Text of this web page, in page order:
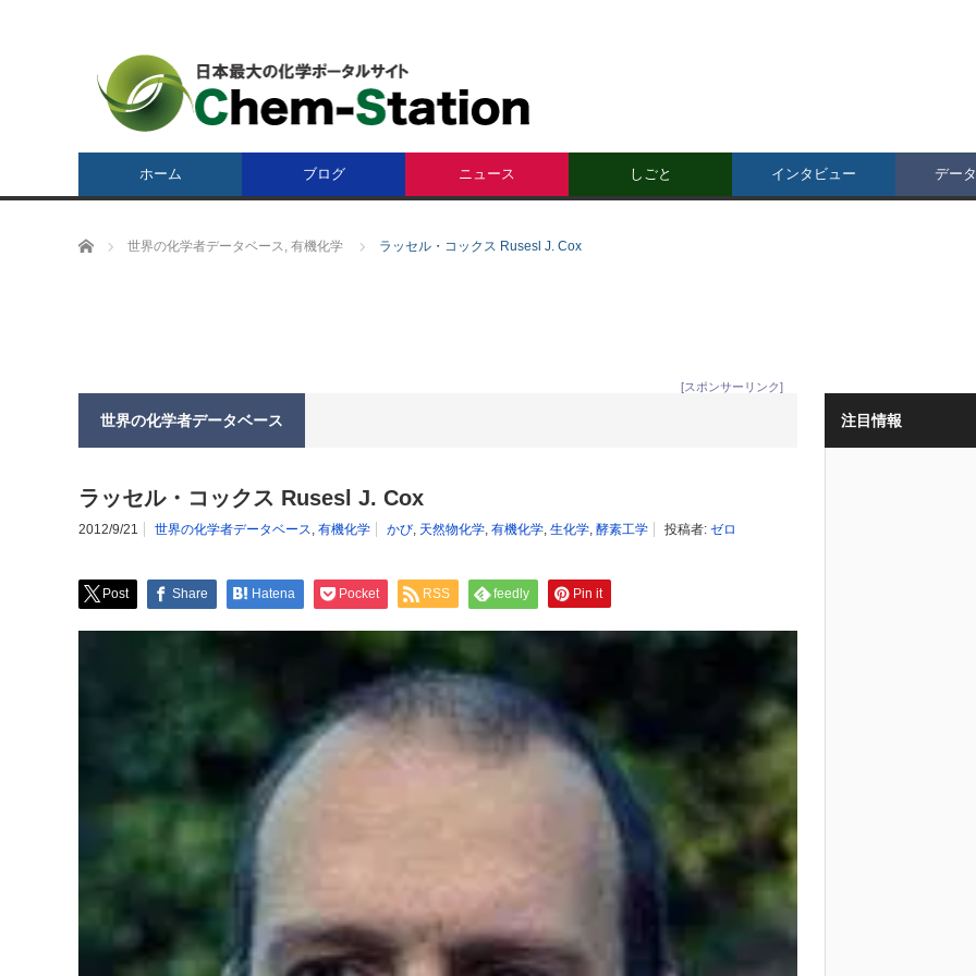
ホーム ブログ ニュース しごと インタビュー デー
ホーム 世界の化学者データベース, 有機化学 ラッセル・コックス Rusesl J. Cox
[スポンサーリンク]
世界の化学者データベース
ラッセル・コックス Rusesl J. Cox
2012/9/21 世界の化学者データベース, 有機化学 かび, 天然物化学, 有機化学, 生化学, 酵素工学 投稿者: ゼロ
Post Share Hatena Pocket RSS feedly Pin it
注目情報